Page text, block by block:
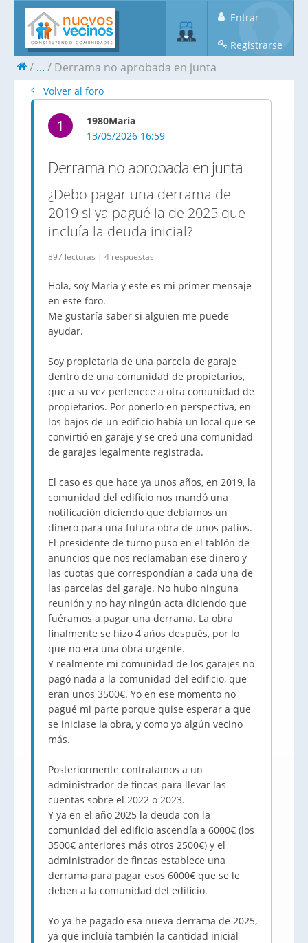
Entrar
Registrarse
... Derrama no aprobada en junta
Volver al foro
1
1980Maria
13/05/2026 16:59
Derrama no aprobada en junta
¿Debo pagar una derrama de
2019 si ya pagué la de 2025 que
incluía la deuda inicial?
897 lecturas | 4 respuestas
Hola, soy María y este es mi primer mensaje
en este foro.
Me gustaría saber si alguien me puede
ayudar.
Soy propietaria de una parcela de garaje
dentro de una comunidad de propietarios,
que a su vez pertenece a otra comunidad de
propietarios. Por ponerlo en perspectiva, en
los bajos de un edificio había un local que se
convirtió en garaje y se creó una comunidad
de garajes legalmente registrada.
El caso es que hace ya unos años, en 2019, la
comunidad del edificio nos mandó una
notificación diciendo que debíamos un
dinero para una futura obra de unos patios.
El presidente de turno puso en el tablón de
anuncios que nos reclamaban ese dinero y
las cuotas que correspondían a cada una de
las parcelas del garaje. No hubo ninguna
reunión y no hay ningún acta diciendo que
fuéramos a pagar una derrama. La obra
finalmente se hizo 4 años después, por lo
que no era una obra urgente.
Y realmente mi comunidad de los garajes no
pagó nada a la comunidad del edificio, que
eran unos 3500€. Yo en ese momento no
pagué mi parte porque quise esperar a que
se iniciase la obra, y como yo algún vecino
más.
Posteriormente contratamos a un
administrador de fincas para llevar las
cuentas sobre el 2022 o 2023.
Y ya en el año 2025 la deuda con la
comunidad del edificio ascendía a 6000€ (los
3500€ anteriores más otros 2500€) y el
administrador de fincas establece una
derrama para pagar esos 6000€ que se le
deben a la comunidad del edificio.
Yo ya he pagado esa nueva derrama de 2025,
ya que incluía también la cantidad inicial